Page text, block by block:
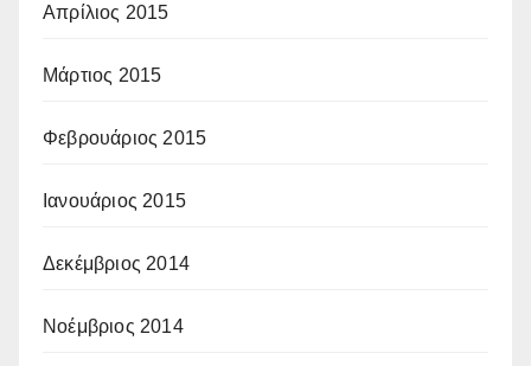
Απρίλιος 2015
Μάρτιος 2015
Φεβρουάριος 2015
Ιανουάριος 2015
Δεκέμβριος 2014
Νοέμβριος 2014